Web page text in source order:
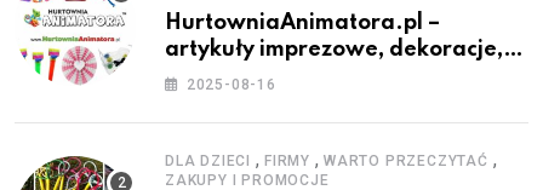
HurtowniaAnimatora.pl –
artykuły imprezowe, dekoracje,
stroje i akcesoria dla animatorów
2025-08-16
DLA DZIECI , FIRMY , WARTO PRZECZYTAĆ ,
ZAKUPY I PROMOCJE